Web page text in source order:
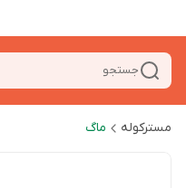
جستجو
مسترکوله ماگ